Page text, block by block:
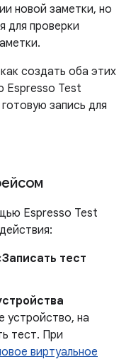
новой заметки, но
для проверки
создать оба этих
Espresso Test
запись для
Espresso Test
тест
устройство, на
тест. При
виртуальное